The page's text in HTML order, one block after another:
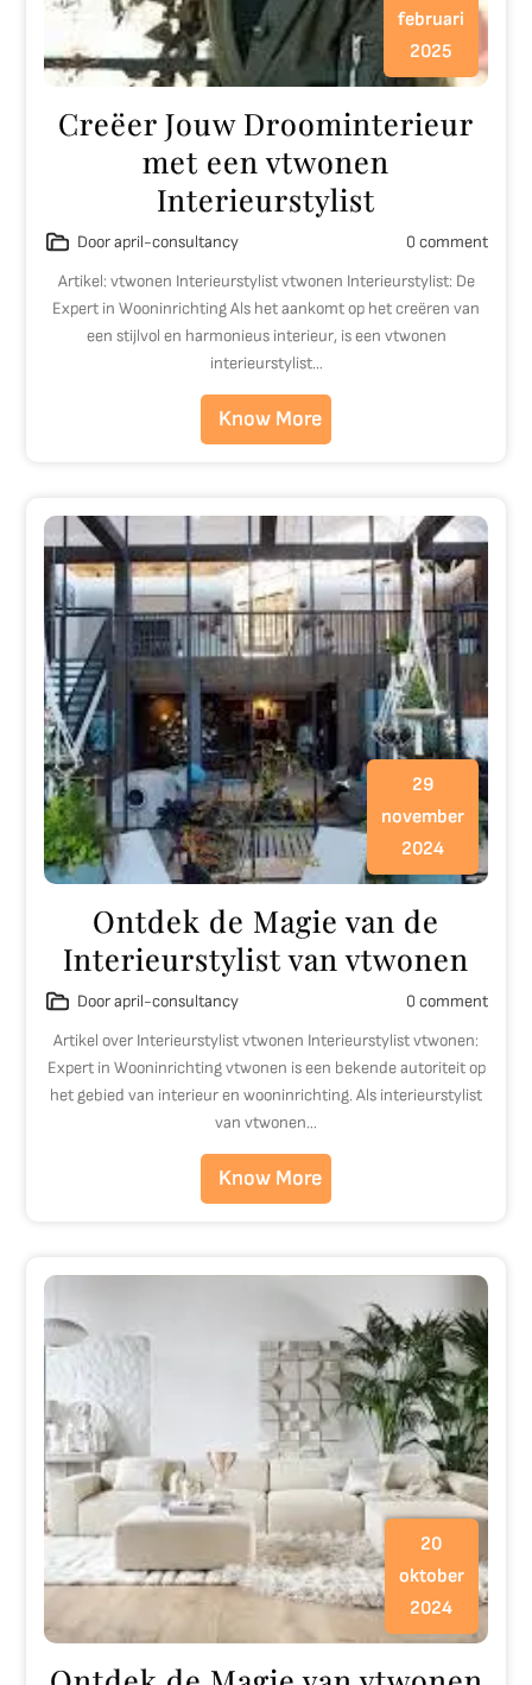
februari
2025
Creëer Jouw Droominterieur
met een vtwonen
Interieurstylist
Door april-consultancy
0 comment
Artikel: vtwonen Interieurstylist vtwonen Interieurstylist: De
Expert in Wooninrichting Als het aankomt op het creëren van
een stijlvol en harmonieus interieur, is een vtwonen
interieurstylist…
Know More
29
november
2024
Ontdek de Magie van de
Interieurstylist van vtwonen
Door april-consultancy
0 comment
Artikel over Interieurstylist vtwonen Interieurstylist vtwonen:
Expert in Wooninrichting vtwonen is een bekende autoriteit op
het gebied van interieur en wooninrichting. Als interieurstylist
van vtwonen…
Know More
20
oktober
2024